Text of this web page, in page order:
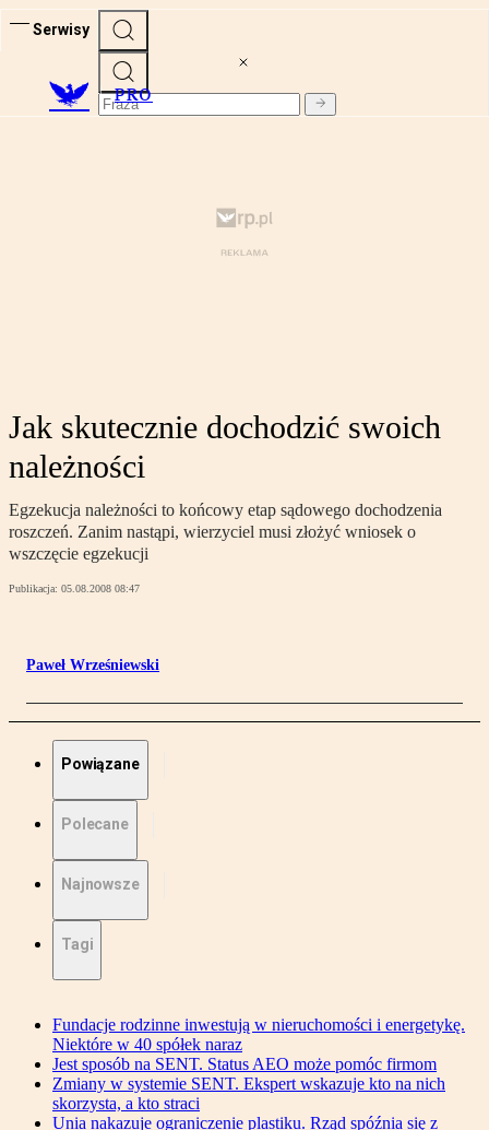
Serwisy
PRO
Jak skutecznie dochodzić swoich
należności
Egzekucja należności to końcowy etap sądowego dochodzenia
roszczeń. Zanim nastąpi, wierzyciel musi złożyć wniosek o
wszczęcie egzekucji
Publikacja: 05.08.2008 08:47
Paweł Wrześniewski
Powiązane
Polecane
Najnowsze
Tagi
Fundacje rodzinne inwestują w nieruchomości i energetykę.
Niektóre w 40 spółek naraz
Jest sposób na SENT. Status AEO może pomóc firmom
Zmiany w systemie SENT. Ekspert wskazuje kto na nich
skorzysta, a kto straci
Unia nakazuje ograniczenie plastiku. Rząd spóźnia się z